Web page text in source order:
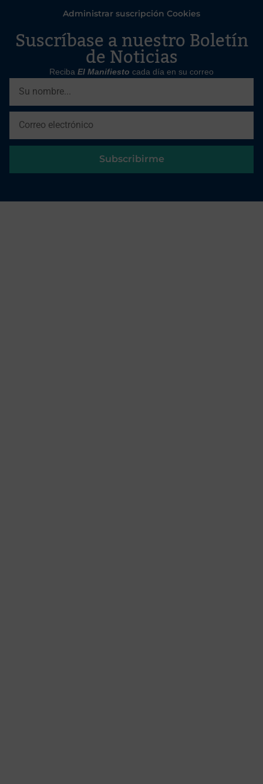
Administrar suscripción Cookies
Suscríbase a nuestro Boletín
de Noticias
Reciba El Manifiesto cada día en su correo
Subscribirme